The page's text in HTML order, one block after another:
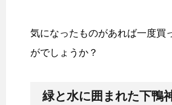
気になったものがあれば一度買
がでしょうか？
緑と水に囲まれた下鴨